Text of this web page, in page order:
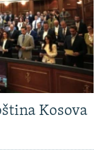
Kosova